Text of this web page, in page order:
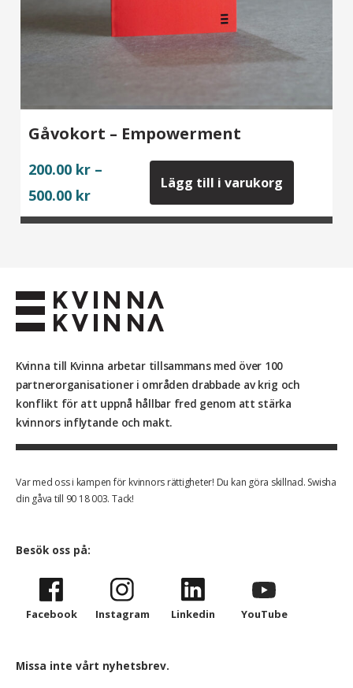
Gåvokort – Empowerment
200.00 kr –
500.00 krPrice
200.00 kr
Lägg till i varukorg
Kvinna till Kvinna arbetar tillsammans med över 100
partnerorganisationer i områden drabbade av krig och
konflikt för att uppnå hållbar fred genom att stärka
kvinnors inflytande och makt.
Var med oss i kampen för kvinnors rättigheter! Du kan göra skillnad. Swisha
din gåva till 90 18 003. Tack!
Besök oss på:
Facebook Instagram Linkedin YouTube
Missa inte vårt nyhetsbrev.